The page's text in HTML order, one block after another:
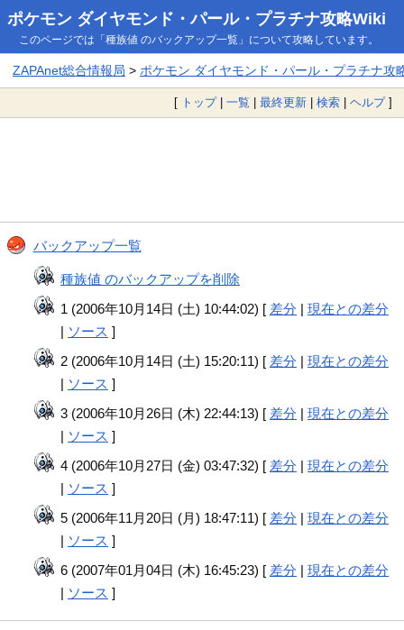
ポケモン ダイヤモンド・パール・プラチナ攻略Wiki
このページでは「種族値 のバックアップ一覧」について攻略しています。
ZAPAnet総合情報局 > ポケモン ダイヤモンド・パール・プラチナ攻
[ トップ| 一覧 | 最終更新 | 検索 | ヘルプ]
バックアップ一覧
種族値 のバックアップを削除
1 (2006年10月14日 (土) 10:44:02) [ 差分 |現在との差分
| ソース ]
2 (2006年10月14日 (土) 15:20:11) [ 差分 |現在との差分
| ソース ]
3 (2006年10月26日 (木) 22:44:13) [ 差分 |現在との差分
| ソース ]
4 (2006年10月27日 (金) 03:47:32) [ 差分 |現在との差分
| ソース ]
5 (2006年11月20日 (月) 18:47:11) [ 差分 |現在との差分
| ソース ]
6 (2007年01月04日 (木) 16:45:23) [ 差分 |現在との差分
| ソース ]